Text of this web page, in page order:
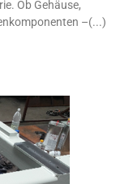
Ob Gehäuse,
–(...)